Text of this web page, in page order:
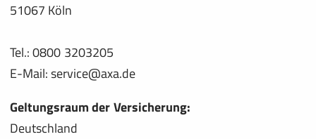
51067 Köln
Tel.: 0800 3203205
E-Mail: service@axa.de
Geltungsraum der Versicherung:
Deutschland